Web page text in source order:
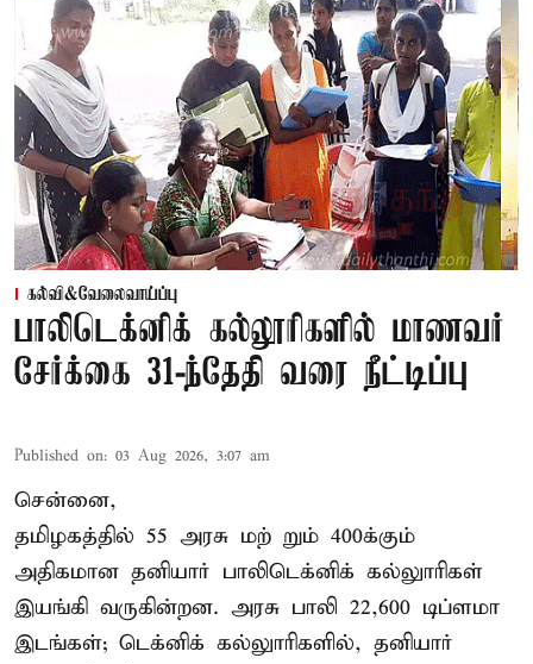
கல்வி&வேலைவாய்ப்பு
பாலிடெக்னிக் கல்லூரிகளில் மாணவர்
சேர்க்கை 31-ந்தேதி வரை நீட்டிப்பு
Published on: 03 Aug 2026, 3:07 am
சென்னை,
தமிழகத்தில் 55 அரசு மற் றும் 400க்கும்
அதிகமான தனியார் பாலிடெக்னிக் கல்லுாரிகள்
இயங்கி வருகின்றன. அரசு பாலி 22,600 டிப்ளமா
இடங்கள்; டெக்னிக் கல்லுாரிகளில், தனியார்